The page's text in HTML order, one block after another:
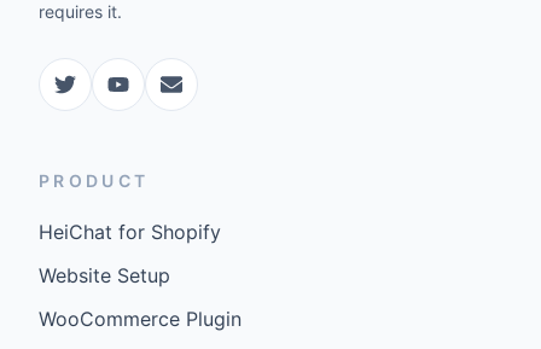
requires it.
PRODUCT
HeiChat for Shopify
Website Setup
WooCommerce Plugin